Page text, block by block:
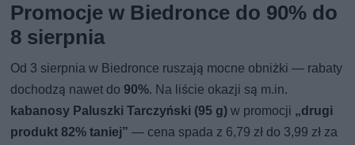
Promocje w Biedronce do 90% do
8 sierpnia
Od 3 sierpnia w Biedronce ruszają mocne obniżki — rabaty
dochodzą nawet do90%. Na liście okazji są m.in.
kabanosy Paluszki Tarczyński (95 g) w promocji „drugi
produkt 82% taniej” — cena spada z 6,79 zł do 3,99 zł za